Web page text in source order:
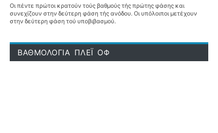
Οι πέντε πρώτοι κρατούν τούς βαθμούς τής πρώτης φάσης και
συνεχίζουν στην δεύτερη φάση τής ανόδου. Οι υπόλοιποι μετέχουν
στην δεύτερη φάση τού υποβιβασμού.
ΒΑΘΜΟΛΟΓΙΑ ΠΛΕΪ ΟΦ